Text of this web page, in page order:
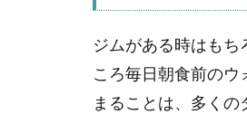
ジムがある時はもち
ころ毎日朝食前の
まることは、多く